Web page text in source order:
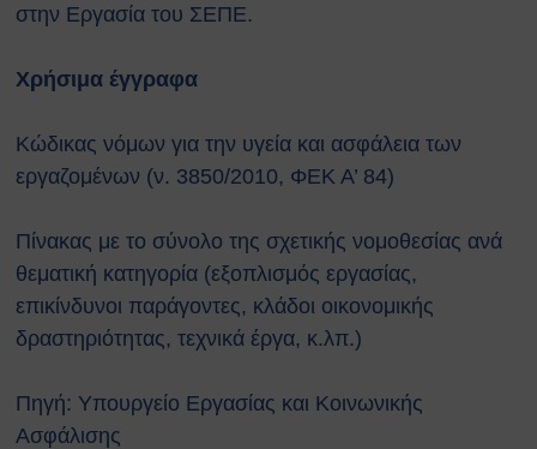
Χιονοπτώσεις
Καύσωνας
Σεισμοί
Κάπνισμα
Παγκόσμια ημέρα κατά του
καπνίσματος 2020
Παθητικό κάπνισμα
Ηλεκτρονικά τσιγάρα (ENDS)
Χρήσιμοι Σύνδεσμοι
στην Εργασία του ΣΕΠΕ.
Χρήσιμα έγγραφα
Κώδικας νόμων για την υγεία και ασφάλεια των
εργαζομένων (ν. 3850/2010, ΦΕΚ Α’ 84)
Πίνακας με το σύνολο της σχετικής νομοθεσίας ανά
θεματική κατηγορία (εξοπλισμός εργασίας,
επικίνδυνοι παράγοντες, κλάδοι οικονομικής
δραστηριότητας, τεχνικά έργα, κ.λπ.)
Πηγή: Υπουργείο Εργασίας και Κοινωνικής
Ασφάλισης